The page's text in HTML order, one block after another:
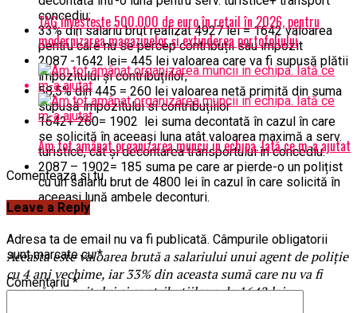
concediu;
33% din salariu brut realizat 4927 lei = 1642 valoarea
pentru care nu se percep contribuții sau impozit
2087 -1642 lei= 445 lei valoarea care va fi supusă plătii
impozitului și contribuțiilor;
58,5% din 445 = 260 lei valoarea netă primită din suma
supusă impozitului si contribuțiilor
1642+ 260= 1902 lei suma decontată în cazul în care
se solicită în aceeași luna atât valoarea maximă a serv.
turistice, cât și decontarea transportului în concediu.
2087 – 1902= 185 suma pe care ar pierde-o un polițist
cu un salariu brut de 4800 lei în cazul în care solicită în
aceeași lună ambele deconturi.
Aceasta este valoarea brută a salariului unui agent de poliție
cu 4 ani vechime, iar 33% din aceasta sumă care nu va fi
supusă impozitului și contribuțiilor e de 1642 lei.
TAG investește 500.000 de euro în retail în 2026, pentru
modernizarea magazinelor și extinderea portofoliului
Am tot amânat organizarea muncii in echipa. Iată ce m-a ajutat
Comenteaza si tu
Leave a Reply
Adresa ta de email nu va fi publicată. Câmpurile obligatorii
sunt marcate cu*
Comentariu*